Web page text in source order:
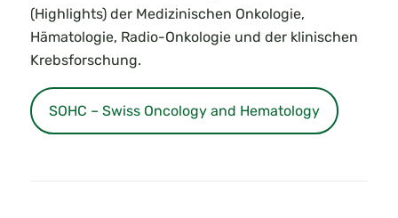
(Highlights) der Medizinischen Onkologie,
Hämatologie, Radio-Onkologie und der klinischen
Krebsforschung.
SOHC – Swiss Oncology and Hematology